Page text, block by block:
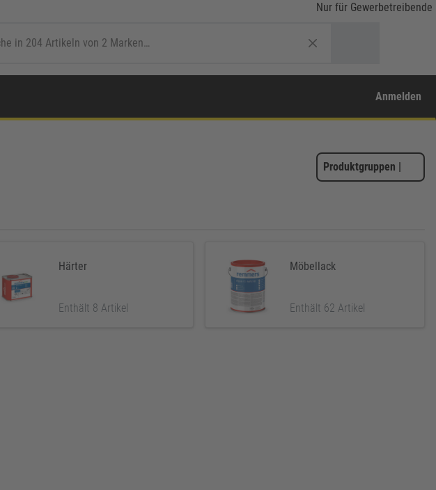
Nur für Gewerbetreibende
Anmelden
Produktgruppen |
Härter
Enthält 8 Artikel
Möbellack
Enthält 62 Artikel